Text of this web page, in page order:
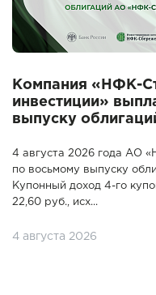
Компания «НФК-
инвестиции»
выпуску
4 августа 2026 года АО
по восьмому выпуску
Купонный доход 4-го
22,60 руб., исх...
4 августа 2026